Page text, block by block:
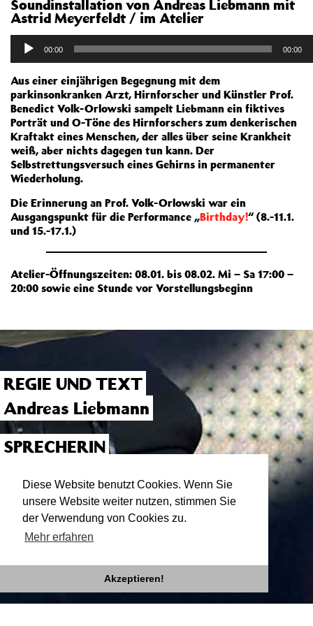
Diese Website benutzt Cookies. Wenn Sie
unsere Website weiter nutzen, stimmen Sie
der Verwendung von Cookies zu.
Mehr erfahren
Akzeptieren!
Soundinstallation von Andreas Liebmann mit
Astrid Meyerfeldt / im Atelier
Audio-
Player00:00 00:00
Aus einer einjährigen Begegnung mit dem
parkinsonkranken Arzt, Hirnforscher und Künstler Prof.
Benedict Volk-Orlowski sampelt Liebmann ein fiktives
Porträt und O-Töne des Hirnforschers zum denkerischen
Kraftakt eines Menschen, der alles über seine Krankheit
weiß, aber nichts dagegen tun kann. Der
Selbstrettungsversuch eines Gehirns in permanenter
Wiederholung.
Die Erinnerung an Prof. Volk-Orlowski war ein
Ausgangspunkt für die Performance „Birthday!“ (8.-11.1.
und 15.-17.1.)
Atelier-Öffnungszeiten: 08.01. bis 08.02. Mi – Sa 17:00 –
20:00 sowie eine Stunde vor Vorstellungsbeginn
REGIE UND TEXT
Andreas Liebmann
SPRECHERIN